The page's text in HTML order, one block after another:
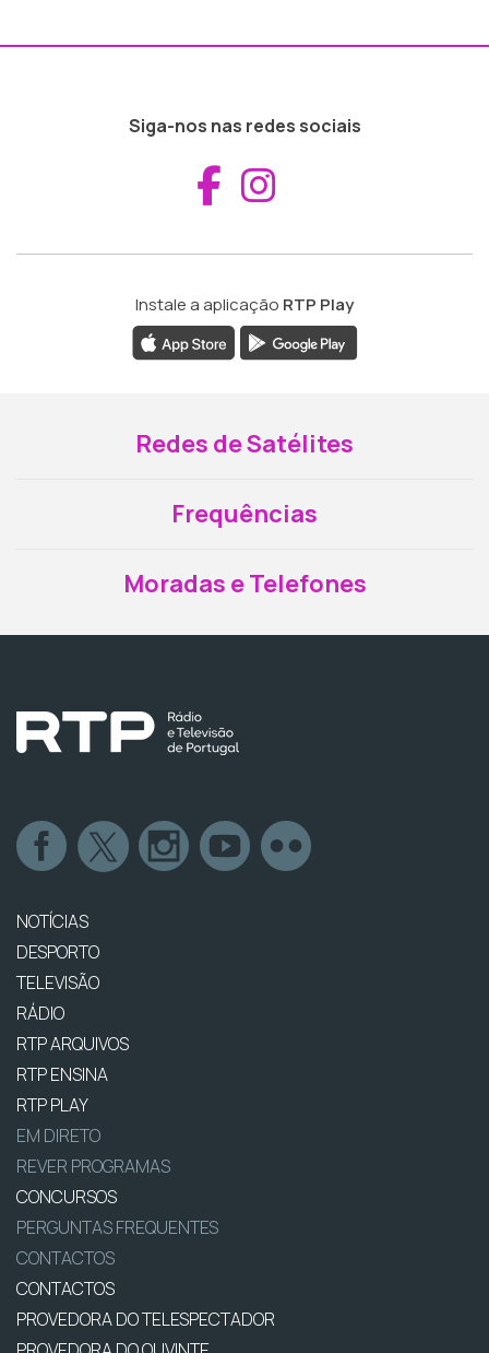
Siga-nos nas redes sociais
Aceder ao
Instale a aplicação RTP Play
Redes de Satélites
Frequências
Moradas e Telefones
NOTÍCIAS
DESPORTO
TELEVISÃO
RÁDIO
RTP ARQUIVOS
RTP ENSINA
RTP PLAY
EM DIRETO
REVER PROGRAMAS
CONCURSOS
PERGUNTAS FREQUENTES
CONTACTOS
CONTACTOS
PROVEDORA DO TELESPECTADOR